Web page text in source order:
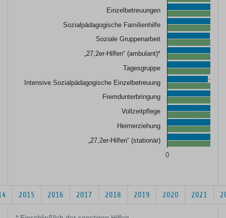
0
Einzelbetreuungen
Sozialpädagogische Familienhilfe
Soziale Gruppenarbeit
„27,2er-Hilfen“ (ambulant)*
Tagesgruppe
Intensive Sozialpädagogische Einzelbetreuung
Fremdunterbringung
Vollzeitpflege
Heimerziehung
„27,2er-Hilfen“ (stationär)
2015 2016 2017 2018 2019 2020 2021